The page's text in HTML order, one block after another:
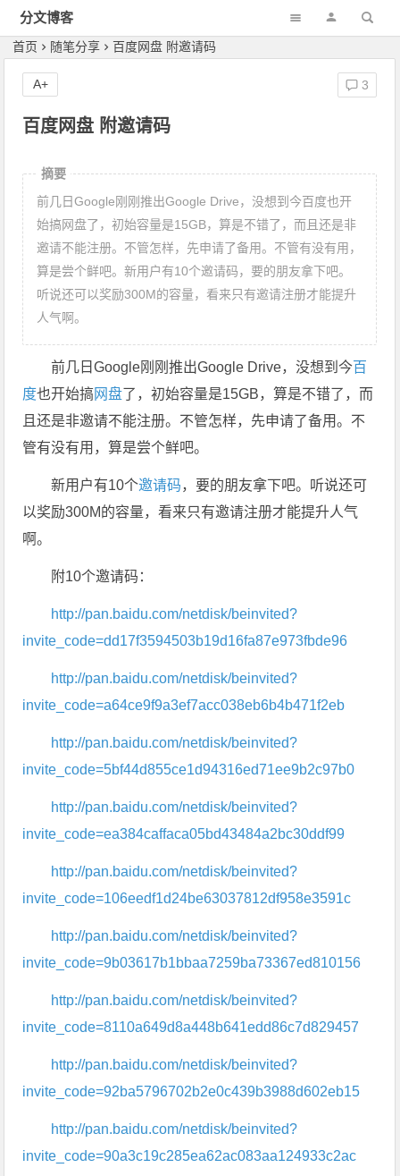
分文博客
首页 随笔分享 百度网盘 附邀请码
百度网盘 附邀请码
3
A+
摘要
前几日Google刚刚推出Google Drive，没想到今百度也开
始搞网盘了，初始容量是15GB，算是不错了，而且还是非
邀请不能注册。不管怎样，先申请了备用。不管有没有用，
算是尝个鲜吧。新用户有10个邀请码，要的朋友拿下吧。
听说还可以奖励300M的容量，看来只有邀请注册才能提升
人气啊。
前几日Google刚刚推出Google Drive，没想到今百
度也开始搞网盘了，初始容量是15GB，算是不错了，而
且还是非邀请不能注册。不管怎样，先申请了备用。不
管有没有用，算是尝个鲜吧。
新用户有10个邀请码，要的朋友拿下吧。听说还可
以奖励300M的容量，看来只有邀请注册才能提升人气
啊。
附10个邀请码：
http://pan.baidu.com/netdisk/beinvited?
invite_code=dd17f3594503b19d16fa87e973fbde96
http://pan.baidu.com/netdisk/beinvited?
invite_code=a64ce9f9a3ef7acc038eb6b4b471f2eb
http://pan.baidu.com/netdisk/beinvited?
invite_code=5bf44d855ce1d94316ed71ee9b2c97b0
http://pan.baidu.com/netdisk/beinvited?
invite_code=ea384caffaca05bd43484a2bc30ddf99
http://pan.baidu.com/netdisk/beinvited?
invite_code=106eedf1d24be63037812df958e3591c
http://pan.baidu.com/netdisk/beinvited?
invite_code=9b03617b1bbaa7259ba73367ed810156
http://pan.baidu.com/netdisk/beinvited?
invite_code=8110a649d8a448b641edd86c7d829457
http://pan.baidu.com/netdisk/beinvited?
invite_code=92ba5796702b2e0c439b3988d602eb15
http://pan.baidu.com/netdisk/beinvited?
invite_code=90a3c19c285ea62ac083aa124933c2ac